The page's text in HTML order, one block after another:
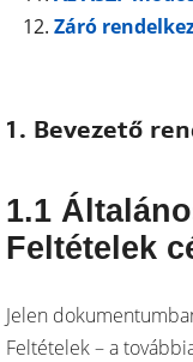
Záró
1. Bevezető
1.1
Feltételek
Jelen
Feltételek – a